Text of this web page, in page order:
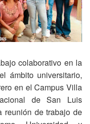
colaborativo en la
ámbito universitario,
en el Campus Villa
de San Luis
reunión de trabajo de